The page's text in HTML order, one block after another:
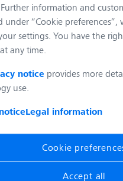
aan de wettelijke
plaatsvinden
andersluidend schriftelijk
slechts als
Zeiss vertragingen in de
te wijten zijn aan feiten
wanneer de koper zijn
information and
under “Cookie preferences”,
settings. You have the
any time.
notice provides more
use.
Legal information
Cookie
Accept all